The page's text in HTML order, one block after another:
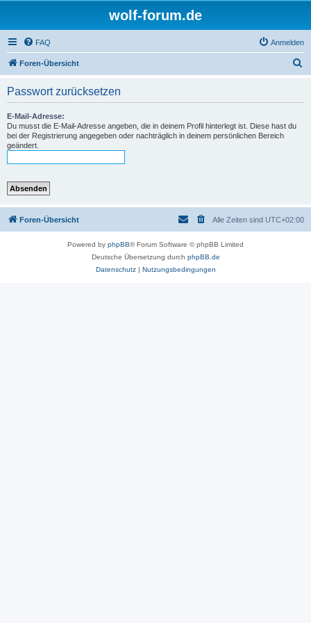
wolf-forum.de
FAQ Anmelden
Foren-Übersicht
Passwort zurücksetzen
E-Mail-Adresse:
Du musst die E-Mail-Adresse angeben, die in deinem Profil hinterlegt ist. Diese hast du
bei der Registrierung angegeben oder nachträglich in deinem persönlichen Bereich
geändert.
Foren-Übersicht Alle Zeiten sind UTC+02:00
Powered by phpBB® Forum Software © phpBB Limited
Deutsche Übersetzung durch phpBB.de
Datenschutz| Nutzungsbedingungen